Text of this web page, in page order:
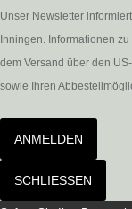
Unser Newsletter
Inningen. Informationen
dem Versand über den
sowie Ihren
ANMELDEN
SCHLIESSEN